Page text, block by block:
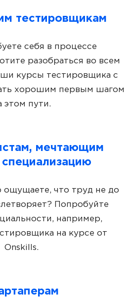
тестировщикам
себя в процессе
разобраться во всем
курсы тестировщика с
хорошим первым шагом
этом пути.
мечтающим
специализацию
ощущаете, что труд не до
Попробуйте
например,
на курсе от
Onskills.